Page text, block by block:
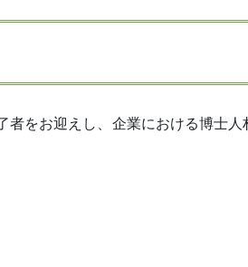
者をお迎えし、企業における博士人